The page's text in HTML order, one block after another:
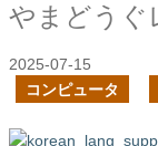
2025-07-15
コンピュータ